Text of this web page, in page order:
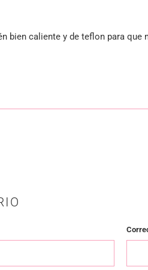
bien caliente y de teflon para que